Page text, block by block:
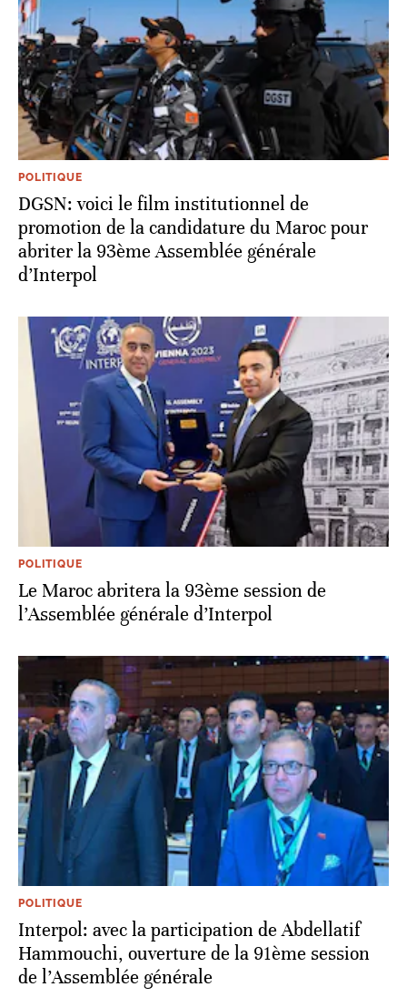
POLITIQUE
DGSN: voici le film institutionnel de
promotion de la candidature du Maroc pour
abriter la 93ème Assemblée générale
d’Interpol
POLITIQUE
Le Maroc abritera la 93ème session de
l’Assemblée générale d’Interpol
POLITIQUE
Interpol: avec la participation de Abdellatif
Hammouchi, ouverture de la 91ème session
de l’Assemblée générale